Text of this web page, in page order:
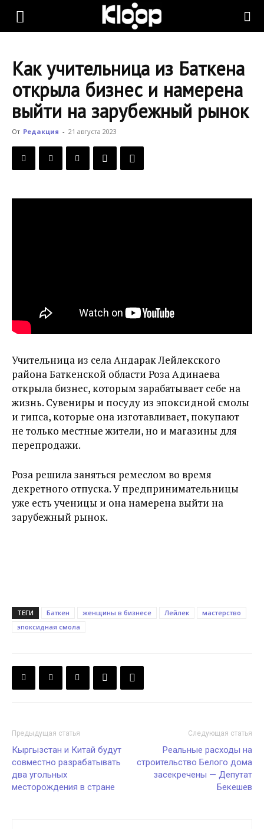
KLOOP.KG
Новости
Кыргызстана
Как учительница из Баткена
открыла бизнес и намерена
выйти на зарубежный рынок
От Редакция - 21 августа 2023
Учительница из села Андарак Лейлекского
района Баткенской области Роза Адинаева
открыла бизнес, которым зарабатывает себе на
жизнь. Сувениры и посуду из эпоксидной смолы
и гипса, которые она изготавливает, покупают
не только местные жители, но и магазины для
перепродажи.
Роза решила заняться ремеслом во время
декретного отпуска. У предпринимательницы
уже есть ученицы и она намерена выйти на
зарубежный рынок.
ТЕГИ Баткен женщины в бизнесе Лейлек
мастерство
эпоксидная смола
Предыдущая статья
Кыргызстан и Китай будут
совместно разрабатывать
два угольных
месторождения в стране
Следующая статья
Реальные расходы на
строительство Белого дома
засекречены — Депутат
Бекешев